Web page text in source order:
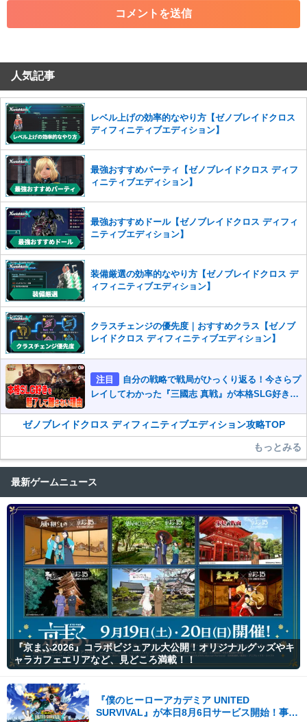
・その他、管理者が不適切と判断した投稿
コメントの削除を申請する
せていただきます。ご了承ください。
※一度削除したコメントは復元ができませんのでご注意くだ
さい。
また、過度な利用規約の違反や、弊社に損害の及ぶ内容の書き込みがあ
った場合は、法的措置をとらせていただく場合もございますので、あら
かじめご理解くださいませ。
人気記事
レベル上げの効率的なやり方【ゼノブレイドクロス
ディフィニティブエディション】
最強おすすめパーティ【ゼノブレイドクロス ディフ
ィニティブエディション】
最強おすすめドール【ゼノブレイドクロス ディフィ
ニティブエディション】
装備厳選の効率的なやり方【ゼノブレイドクロス デ
ィフィニティブエディション】
クラスチェンジの優先度｜おすすめクラス【ゼノブ
レイドクロス ディフィニティブエディション】
注目
自分の戦略で戦局がひっくり返る！今さらプ
レイしてわかった『三國志 真戦』が本格SLG好きを
ゼノブレイドクロス ディフィニティブエディション攻略TOP
もっとみる
最新ゲームニュース
『京まふ2026』コラボビジュアル大公開！オリジナルグッズやキ
ャラカフェエリアなど、見どころ満載！！
『僕のヒーローアカデミア UNITED
SURVIVAL』が本日8月6日サービス開始！事前